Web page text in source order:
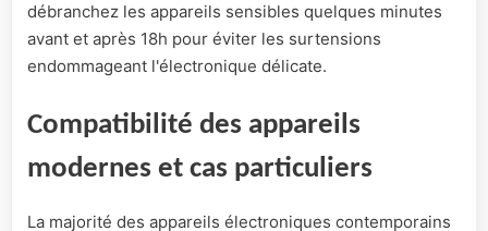
débranchez les appareils sensibles quelques minutes
avant et après 18h pour éviter les surtensions
endommageant l'électronique délicate.
Compatibilité des appareils
modernes et cas particuliers
La majorité des appareils électroniques contemporains